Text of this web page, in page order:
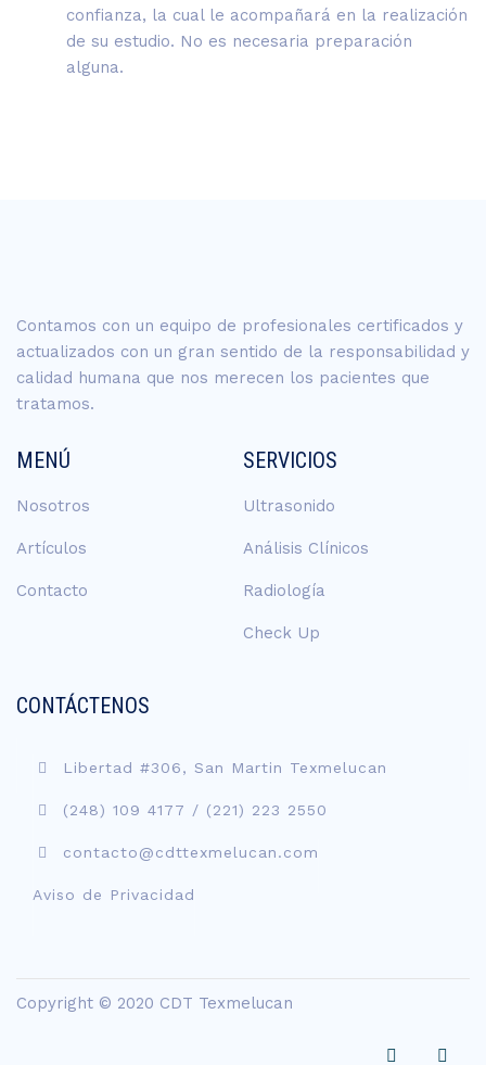
confianza, la cual le acompañará en la realización
de su estudio. No es necesaria preparación
alguna.
Contamos con un equipo de profesionales certificados y
actualizados con un gran sentido de la responsabilidad y
calidad humana que nos merecen los pacientes que
tratamos.
MENÚ
Nosotros
Artículos
Contacto
SERVICIOS
Ultrasonido
Análisis Clínicos
Radiología
Check Up
CONTÁCTENOS
Libertad #306, San Martin Texmelucan
(248) 109 4177 / (221) 223 2550
contacto@cdttexmelucan.com
Aviso de Privacidad
Copyright © 2020 CDT Texmelucan